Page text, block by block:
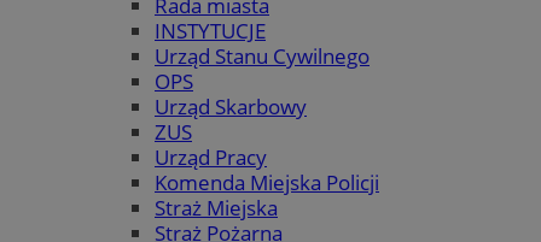
INSTYTUCJE
Urząd Stanu Cywilnego
OPS
Urząd Skarbowy
ZUS
Urząd Pracy
Komenda Miejska Policji
Straż Miejska
Straż Pożarna